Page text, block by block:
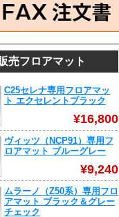
売フロアマット
C25セレナ専用フロアマッ
ト エクセレントブラック
¥16,800
ヴィッツ（NCP91）専用フ
ロアマット ブルーグレー
¥9,240
ムラーノ（Z50系）専用フロ
アマット ブラック＆グレー
チェック